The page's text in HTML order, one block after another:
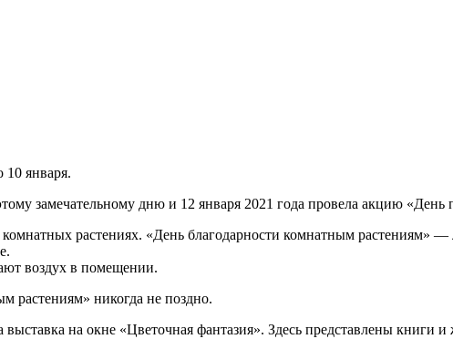
10 января.
замечательному дню и 12 января 2021 года провела акцию «День
растениях. «День благодарности комнатным растениям»
воздух в помещении.
растениям» никогда не поздно.
на окне «Цветочная фантазия». Здесь представлены книги